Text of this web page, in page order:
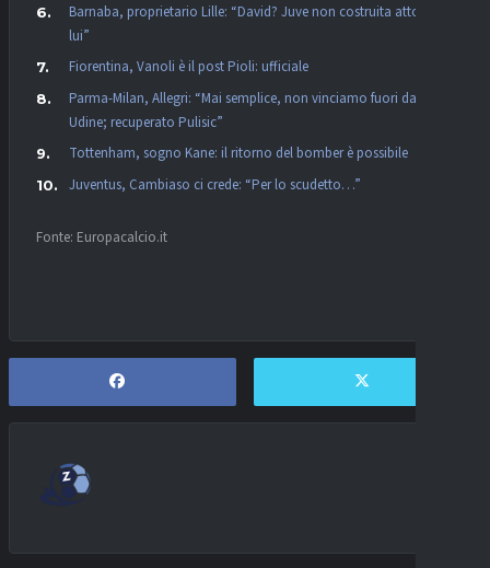
Barnaba, proprietario Lille: “David? Juve non costruita attorno a
lui”
Fiorentina, Vanoli è il post Pioli: ufficiale
Parma-Milan, Allegri: “Mai semplice, non vinciamo fuori da
Udine; recuperato Pulisic”
Tottenham, sogno Kane: il ritorno del bomber è possibile
Juventus, Cambiaso ci crede: “Per lo scudetto…”
Fonte: Europacalcio.it